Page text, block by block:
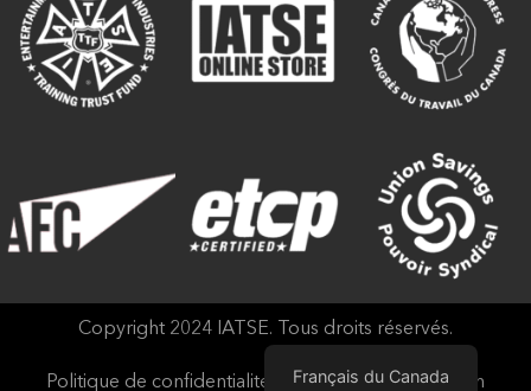
Copyright 2024 IATSE. Tous droits réservés.
Politique de confidentialité et conditions d'utilisation
Français du Canada